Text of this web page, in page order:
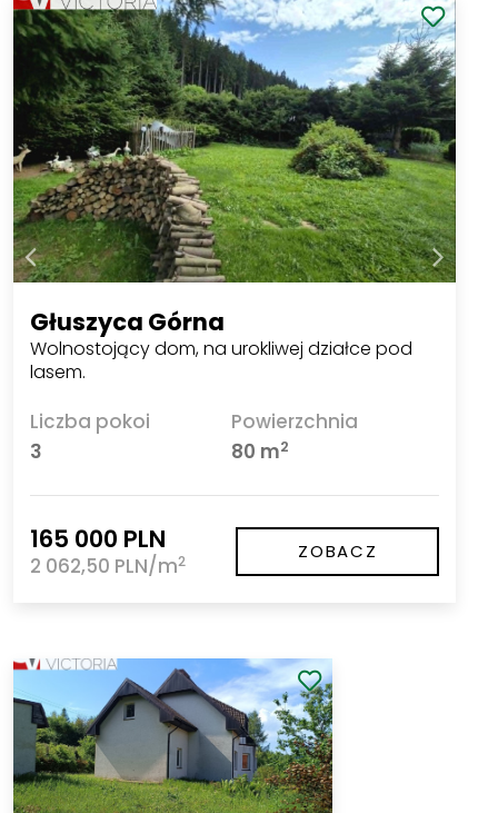
Głuszyca Górna
Wolnostojący dom, na urokliwej działce pod
lasem.
Liczba pokoi
3
Powierzchnia
80 m2
165 000 PLN
2 062,50 PLN/m2 ZOBACZ